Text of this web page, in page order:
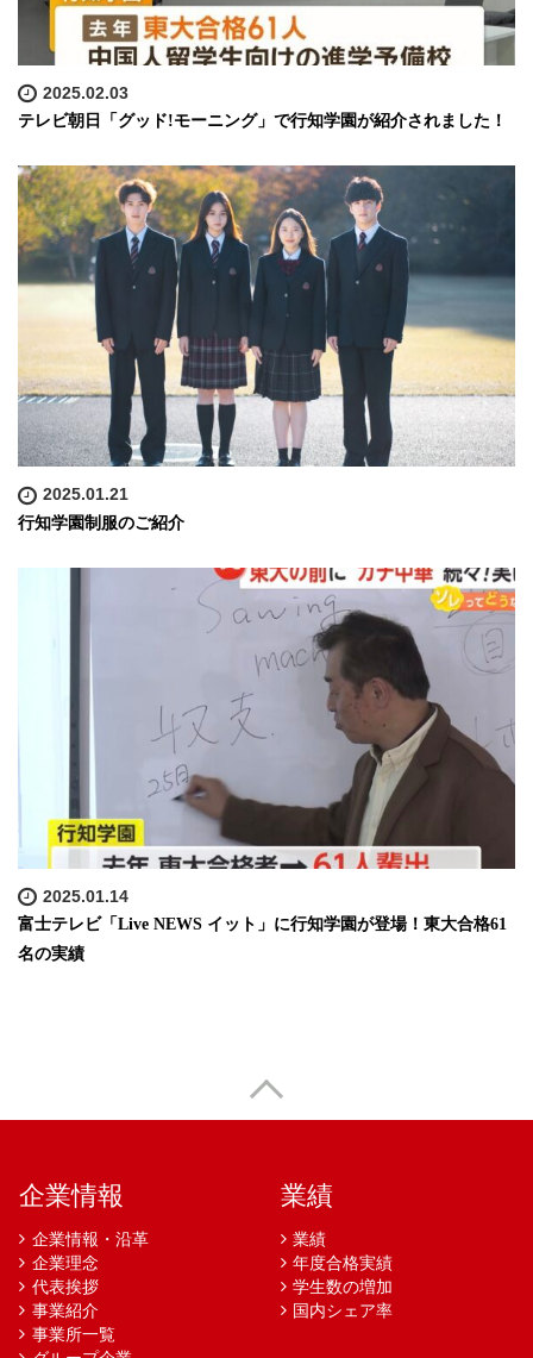
2025.02.03
テレビ朝日「グッド!モーニング」で行知学園が紹介されました！
2025.01.21
行知学園制服のご紹介
2025.01.14
富士テレビ「Live NEWS イット」に行知学園が登場！東大合格61
名の実績
企業情報
企業情報・沿革
企業理念
代表挨拶
事業紹介
事業所一覧
業績
業績
年度合格実績
学生数の増加
国内シェア率